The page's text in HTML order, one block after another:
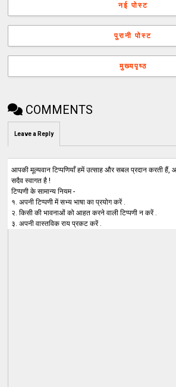
नई पोस्ट
पुरानी पोस्ट
मुख्यपृष्ठ
COMMENTS
Leave a Reply
आपकी मूल्यवान टिप्पणियाँ हमें उत्साह और सबल प्रदान करती हैं,
सदैव स्वागत है !
टिप्पणी के सामान्य नियम -
१. अपनी टिप्पणी में सभ्य भाषा का प्रयोग करें .
२. किसी की भावनाओं को आहत करने वाली टिप्पणी न करें .
३. अपनी वास्तविक राय प्रकट करें .